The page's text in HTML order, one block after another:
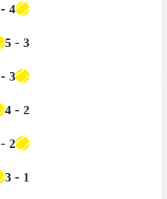
- 4
5 - 3
- 3
4 - 2
- 2
3 - 1